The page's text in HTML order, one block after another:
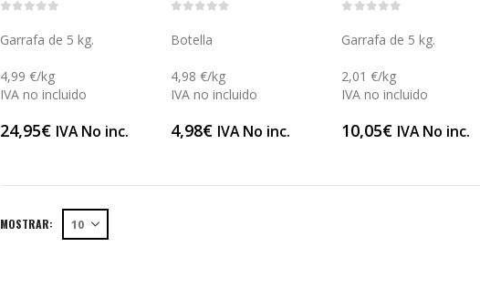
Garrafa de 5 kg.
4,99 €/kg
IVA no incluido
24,95€ IVA No inc.
Botella
4,98 €/kg
IVA no incluido
4,98€ IVA No inc.
Garrafa de 5 kg.
2,01 €/kg
IVA no incluido
10,05€ IVA No inc.
MOSTRAR: